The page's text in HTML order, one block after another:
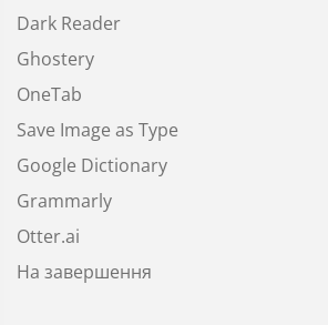
Dark Reader
Ghostery
OneTab
Save Image as Type
Google Dictionary
Grammarly
Otter.ai
На завершення